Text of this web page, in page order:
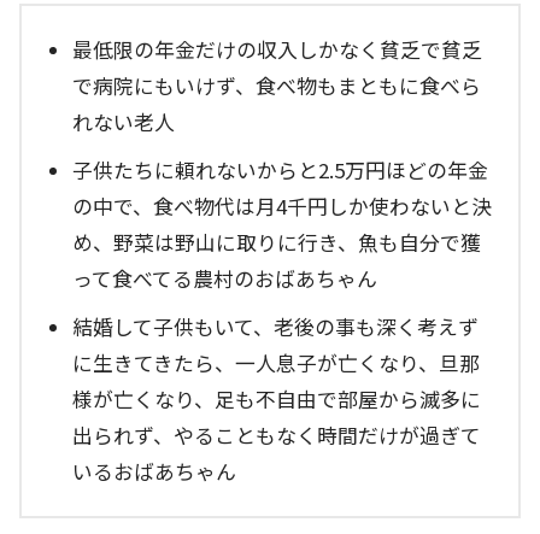
最低限の年金だけの収入しかなく貧乏で貧乏
で病院にもいけず、食べ物もまともに食べら
れない老人
子供たちに頼れないからと2.5万円ほどの年金
の中で、食べ物代は月4千円しか使わないと決
め、野菜は野山に取りに行き、魚も自分で獲
って食べてる農村のおばあちゃん
結婚して子供もいて、老後の事も深く考えず
に生きてきたら、一人息子が亡くなり、旦那
様が亡くなり、足も不自由で部屋から滅多に
出られず、やることもなく時間だけが過ぎて
いるおばあちゃん